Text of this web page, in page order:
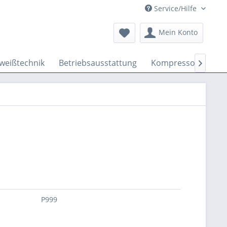
Service/Hilfe
Mein Konto
Betriebsausstattung Kompressoren

P999